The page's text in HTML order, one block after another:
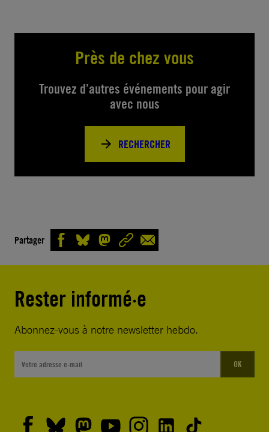
Près de chez vous
Trouvez d’autres événements pour agir
avec nous
RECHERCHER
Partager
Rester informé·e
Abonnez-vous à notre newsletter hebdo.
OK